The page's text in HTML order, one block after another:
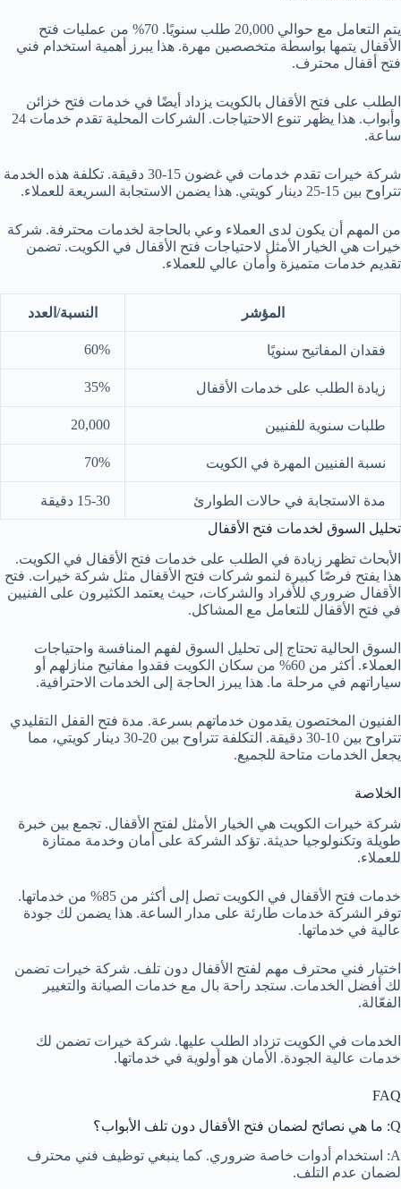
يتم التعامل مع حوالي 20,000 طلب سنويًا. 70% من عمليات فتح
الأقفال يتمها بواسطة متخصصين مهرة. هذا يبرز أهمية استخدام فني
فتح أقفال محترف.
الطلب على فتح الأقفال بالكويت يزداد أيضًا في خدمات فتح خزائن
وأبواب. هذا يظهر تنوع الاحتياجات. الشركات المحلية تقدم خدمات 24
ساعة.
شركة خيرات تقدم خدمات في غضون 15-30 دقيقة. تكلفة هذه الخدمة
تتراوح بين 15-25 دينار كويتي. هذا يضمن الاستجابة السريعة للعملاء.
من المهم أن يكون لدى العملاء وعي بالحاجة لخدمات محترفة. شركة
خيرات هي الخيار الأمثل لاحتياجات فتح الأقفال في الكويت. تضمن
تقديم خدمات متميزة وأمان عالي للعملاء.
المؤشر النسبة/العدد
فقدان المفاتيح سنويًا 60%
زيادة الطلب على خدمات الأقفال 35%
طلبات سنوية للفنيين 20,000
نسبة الفنيين المهرة في الكويت 70%
مدة الاستجابة في حالات الطوارئ
15-30 دقيقة
تحليل السوق لخدمات فتح الأقفال
الأبحاث تظهر زيادة في الطلب على خدمات فتح الأقفال في الكويت.
هذا يفتح فرصًا كبيرة لنمو شركات فتح الأقفال مثل شركة خيرات. فتح
الأقفال ضروري للأفراد والشركات، حيث يعتمد الكثيرون على الفنيين
في فتح الأقفال للتعامل مع المشاكل.
السوق الحالية تحتاج إلى تحليل السوق لفهم المنافسة واحتياجات
العملاء. أكثر من 60% من سكان الكويت فقدوا مفاتيح منازلهم أو
سياراتهم في مرحلة ما. هذا يبرز الحاجة إلى الخدمات الاحترافية.
الفنيون المختصون يقدمون خدماتهم بسرعة. مدة فتح القفل التقليدي
تتراوح بين 10-30 دقيقة. التكلفة تتراوح بين 20-30 دينار كويتي، مما
يجعل الخدمات متاحة للجميع.
الخلاصة
شركة خيرات الكويت هي الخيار الأمثل لفتح الأقفال. تجمع بين خبرة
طويلة وتكنولوجيا حديثة. تؤكد الشركة على أمان وخدمة ممتازة
للعملاء.
خدمات فتح الأقفال في الكويت تصل إلى أكثر من 85% من خدماتها.
توفر الشركة خدمات طارئة على مدار الساعة. هذا يضمن لك جودة
عالية في خدماتها.
اختيار فني محترف مهم لفتح الأقفال دون تلف. شركة خيرات تضمن
لك أفضل الخدمات. ستجد راحة بال مع خدمات الصيانة والتغيير
الفعّالة.
الخدمات في الكويت تزداد الطلب عليها. شركة خيرات تضمن لك
خدمات عالية الجودة. الأمان هو أولوية في خدماتها.
FAQ
Q: ما هي نصائح لضمان فتح الأقفال دون تلف الأبواب؟
A: استخدام أدوات خاصة ضروري. كما ينبغي توظيف فني محترف
لضمان عدم التلف.